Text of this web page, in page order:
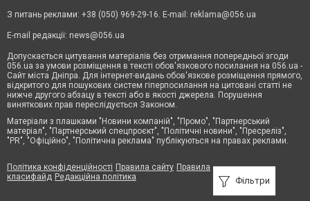
Фільтри
З питань реклами: +38 (050) 969-29-16. E-mail: reklama@056.ua
E-mail редакції: news@056.ua
Допускається цитування матеріалів без отримання попередньої згоди
056.ua за умови розміщення в тексті обов'язкового посилання на 056.ua -
Сайт міста Дніпра. Для інтернет-видань обов'язкове розміщення прямого,
відкритого для пошукових систем гіперпосилання на цитовані статті не
нижче другого абзацу в тексті або в якості джерела. Порушення
виняткових прав переслідується Законом.
Матеріали з плашками "Новини компаній", "Промо", "Партнерський
матеріал", "Партнерський спецпроєкт", "Політичні новини", "Пресреліз",
"PR", "Офіційно", "Політична реклама" публікуються на правах реклами.
Політика конфіденційності Правила сайту Правила
класифайд Редакційна політика